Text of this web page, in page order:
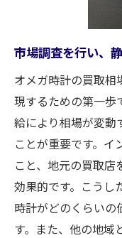
い
る
静岡市で
る
オメガ時
的な影響
静岡市で
項
市場調査を行い、
オメガ時計の買取相
現するための第一歩
給により相場が変動
ことが重要です。
こと、地元の買取
効果的です。こうし
時計がどのくらいの
す。また、他の地域